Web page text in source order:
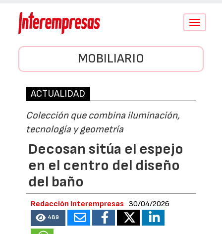
Conmutar
MOBILIARIO
ACTUALIDAD
Colección que combina iluminación,
tecnología y geometría
Decosan sitúa el espejo
en el centro del diseño
del baño
Redacción Interempresas 30/04/2026
489